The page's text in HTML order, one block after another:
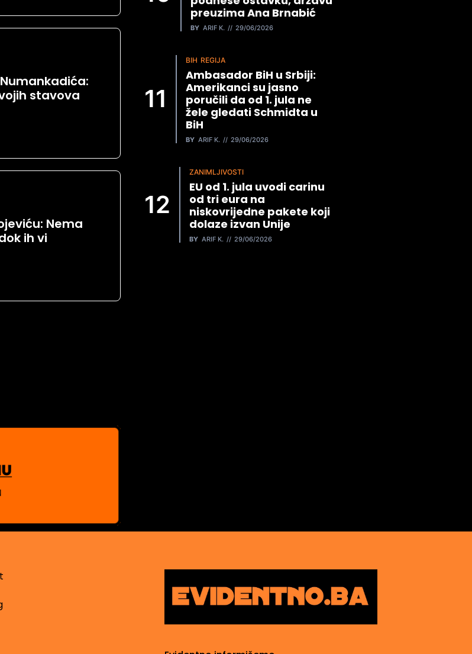
stavova
Nema
ih vi
preuzima Ana Brnabić
BY ARIF K. 29/06/2026
BIH REGIJA
Ambasador BiH u Srbiji:
Amerikanci su jasno
poručili da od 1. jula ne
žele gledati Schmidta u
BiH
BY ARIF K. 29/06/2026
ZANIMLJIVOSTI
EU od 1. jula uvodi carinu
od tri eura na
niskovrijedne pakete koji
dolaze izvan Unije
BY ARIF K. 29/06/2026